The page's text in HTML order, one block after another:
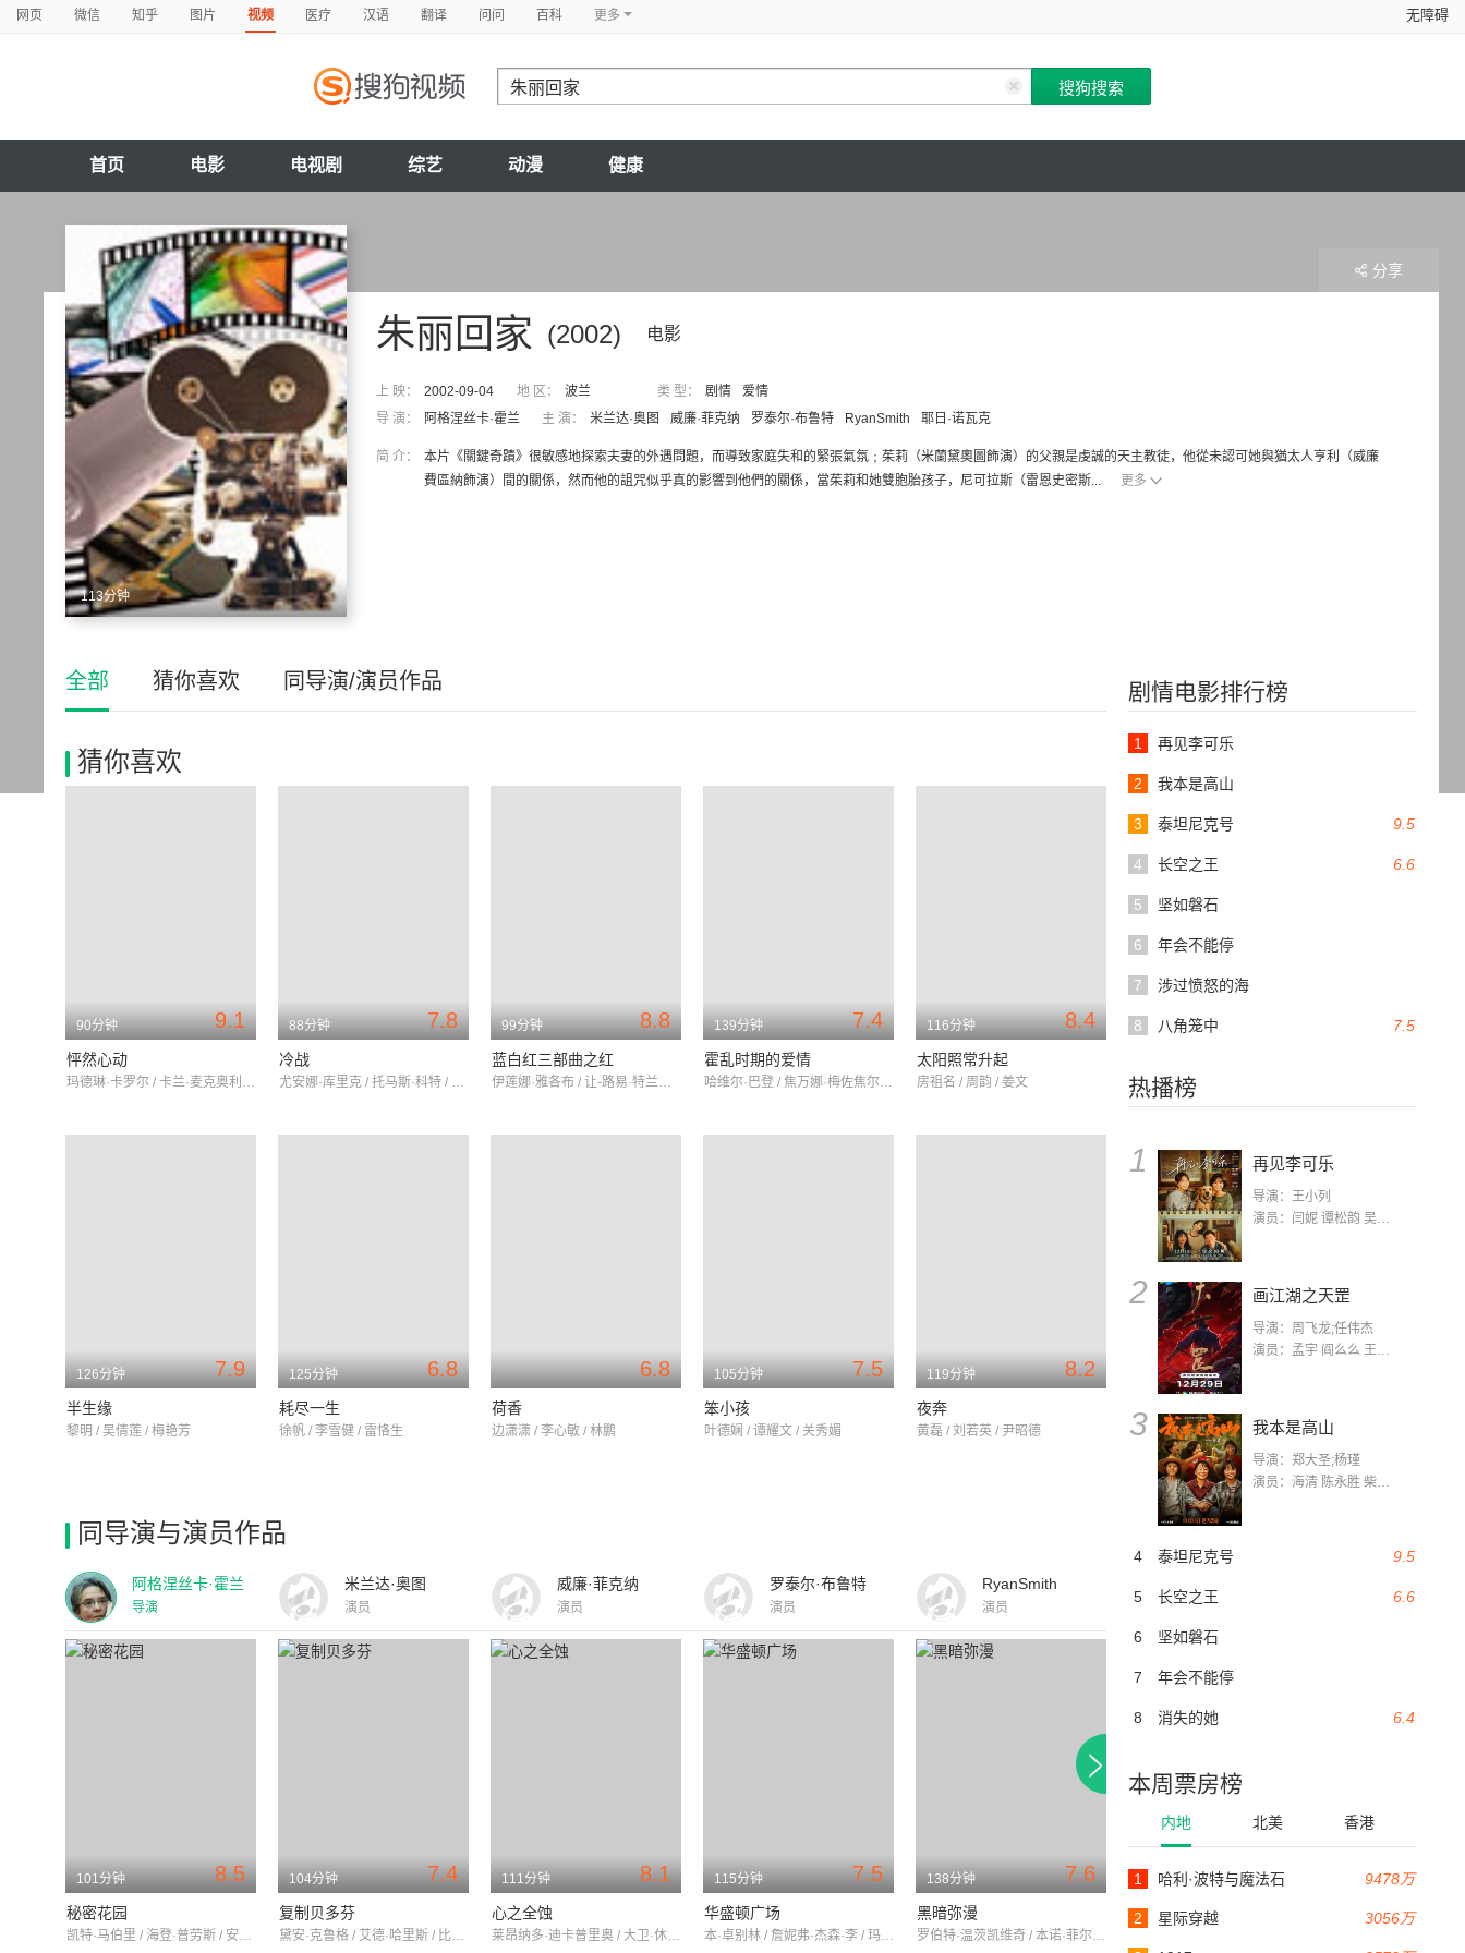
网页 微信 知乎 图片 视频 医疗 汉语 翻译 问问 百科 更多 无障碍
首页 电影 电视剧 综艺 动漫 健康
113分钟
(2002) 电影
朱丽回家
上 映： 2002-09-04 地 区： 波兰 类 型： 剧情
爱情
导 演：
阿格涅丝卡·霍兰 主 演： 米兰达·奥图 威廉·菲克纳 罗泰尔·布鲁特 RyanSmith 耶日·诺瓦克
简 介：
本片《關鍵奇蹟》很敏感地探索夫妻的外遇問題，而導致家庭失和的緊張氣氛﹔茱莉（米蘭黛奧圖飾演）的父親是虔誠的天主教徒，他從未認可她與猶太人亨利（威廉
費區納飾演）間的關係，然而他的詛咒似乎真的影響到他們的關係，當茱莉和她雙胞胎孩子，尼可拉斯（雷恩史密斯...
更多
分享
剧情电影排行榜
1 再见李可乐
2 我本是高山
9.5
3 泰坦尼克号
6.6
4 长空之王
5 坚如磐石
6 年会不能停
7 涉过愤怒的海
7.5
8 八角笼中
热播榜
1 再见李可乐
导演：王小列
演员：闫妮 谭松韵 吴京 蒋龙 赵小棠 冯雷 李虎城 平安 小七 小可乐
2 画江湖之天罡
导演：周飞龙;任伟杰
演员：孟宇 阎么么 王凯 郭政建 阎萌萌 杨默 高枫 齐斯伽 刘芊含 马程
3 我本是高山
导演：郑大圣;杨瑾
演员：海清 陈永胜 柴烨 王玥婷 万国鹏 美朵达瓦 赵瑞婷 罗解艳 郭莉娜 潘家艳
9.5
4 泰坦尼克号
6.6
5 长空之王
6 坚如磐石
7 年会不能停
6.4
8 消失的她
本周票房榜
内地 北美 香港
9478万
1 哈利·波特与魔法石
3056万
2 星际穿越
全部 猜你喜欢 同导演/演员作品
猜你喜欢
9.1
90分钟
怦然心动
玛德琳·卡罗尔 / 卡兰·麦克奥利菲 / 瑞贝卡·德·莫妮
7.8
88分钟
冷战
尤安娜·库里克 / 托马斯·科特 / 波利斯·席克
8.8
99分钟
蓝白红三部曲之红
伊莲娜·雅各布 / 让-路易·特兰蒂尼昂 / 弗雷德里奎·费德
7.4
139分钟
霍乱时期的爱情
哈维尔·巴登 / 焦万娜·梅佐焦尔诺 / 列维·施瑞博尔
8.4
116分钟
太阳照常升起
房祖名 / 周韵 / 姜文
7.9
126分钟
半生缘
黎明 / 吴倩莲 / 梅艳芳
6.8
125分钟
耗尽一生
徐帆 / 李雪健 / 雷恪生
6.8
荷香
边潇潇 / 李心敏 / 林鹏
7.5
105分钟
笨小孩
叶德娴 / 谭耀文 / 关秀媚
8.2
119分钟
夜奔
黄磊 / 刘若英 / 尹昭德
同导演与演员作品
阿格涅丝卡·霍兰
导演
米兰达·奥图
演员
威廉·菲克纳
演员
罗泰尔·布鲁特
演员
RyanSmith
演员
8.5
101分钟
秘密花园
凯特·马伯里 / 海登·普劳斯 / 安德鲁·诺
7.4
104分钟
复制贝多芬
黛安·克鲁格 / 艾德·哈里斯 / 比尔·斯图尔特
8.1
111分钟
心之全蚀
莱昂纳多·迪卡普里奥 / 大卫·休里斯 / 罗曼娜·波琳热
7.5
115分钟
华盛顿广场
本·卓别林 / 詹妮弗·杰森·李 / 玛吉·史密斯
7.6
138分钟
黑暗弥漫
罗伯特·温茨凯维奇 / 本诺·菲尔曼 / 阿格涅兹卡·格罗乔斯卡
7.5
118分钟
江湖医生
128分钟
糜骨之壤